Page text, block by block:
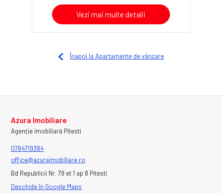
Vezi mai multe detalii
Înapoi la Apartamente de vânzare
Azura Imobiliare
Agenție imobiliară Pitesti
0784719384
office@azuraimobiliare.ro
Bd Republicii Nr. 79 et 1 ap 8 Pitesti
Deschide în Google Maps